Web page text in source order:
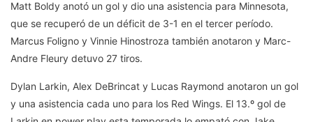
Matt Boldy anotó un gol y dio una asistencia para Minnesota,
que se recuperó de un déficit de 3-1 en el tercer período.
Marcus Foligno y Vinnie Hinostroza también anotaron y Marc-
Andre Fleury detuvo 27 tiros.
Dylan Larkin, Alex DeBrincat y Lucas Raymond anotaron un gol
y una asistencia cada uno para los Red Wings. El 13.º gol de